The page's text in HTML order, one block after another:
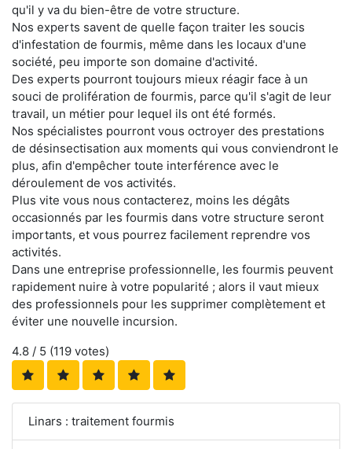
qu'il y va du bien-être de votre structure.
Nos experts savent de quelle façon traiter les soucis
d'infestation de fourmis, même dans les locaux d'une
société, peu importe son domaine d'activité.
Des experts pourront toujours mieux réagir face à un
souci de prolifération de fourmis, parce qu'il s'agit de leur
travail, un métier pour lequel ils ont été formés.
Nos spécialistes pourront vous octroyer des prestations
de désinsectisation aux moments qui vous conviendront le
plus, afin d'empêcher toute interférence avec le
déroulement de vos activités.
Plus vite vous nous contacterez, moins les dégâts
occasionnés par les fourmis dans votre structure seront
importants, et vous pourrez facilement reprendre vos
activités.
Dans une entreprise professionnelle, les fourmis peuvent
rapidement nuire à votre popularité ; alors il vaut mieux
des professionnels pour les supprimer complètement et
éviter une nouvelle incursion.
4.8 / 5 (119 votes)
Linars : traitement fourmis